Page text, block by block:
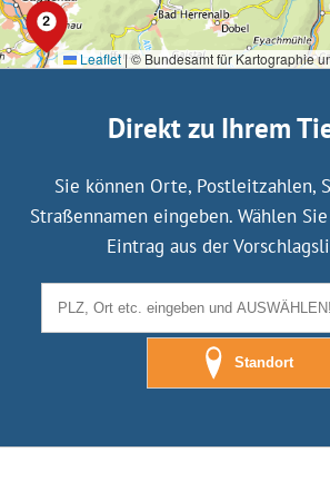
Leaflet |© Bundesamt für Kartographie
Direkt zu Ihrem
Sie können Orte, Postleitzahlen,
Straßennamen eingeben. Wählen
Eintrag aus der
Standort